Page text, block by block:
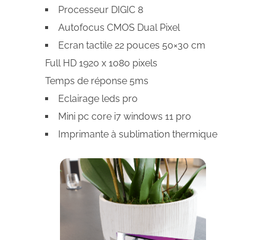
Processeur DIGIC 8
Autofocus CMOS Dual Pixel
Ecran tactile 22 pouces 50×30 cm
Full HD 1920 x 1080 pixels
Temps de réponse 5ms
Eclairage leds pro
Mini pc core i7 windows 11 pro
Imprimante à sublimation thermique